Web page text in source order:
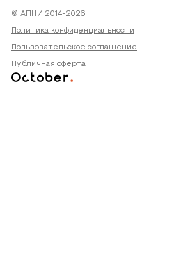
© АПНИ 2014-2026
Политика конфиденциальности
Пользовательское соглашение
Публичная оферта